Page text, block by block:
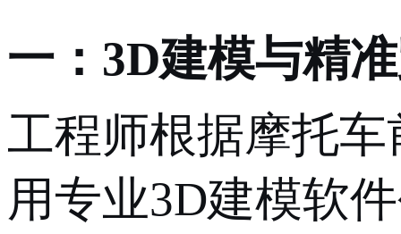
一： 3D建模与精
工程师根据摩托
用专业3D建模软